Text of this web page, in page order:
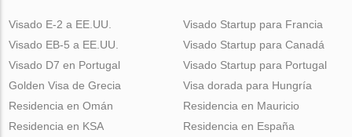
Visado E-2 a EE.UU.
Visado EB-5 a EE.UU.
Visado D7 en Portugal
Golden Visa de Grecia
Visado Startup para Francia
Visado Startup para Canadá
Visado Startup para Portugal
Visa dorada para Hungría
Residencia en Omán
Residencia en KSA
Residencia en Mauricio
Residencia en España